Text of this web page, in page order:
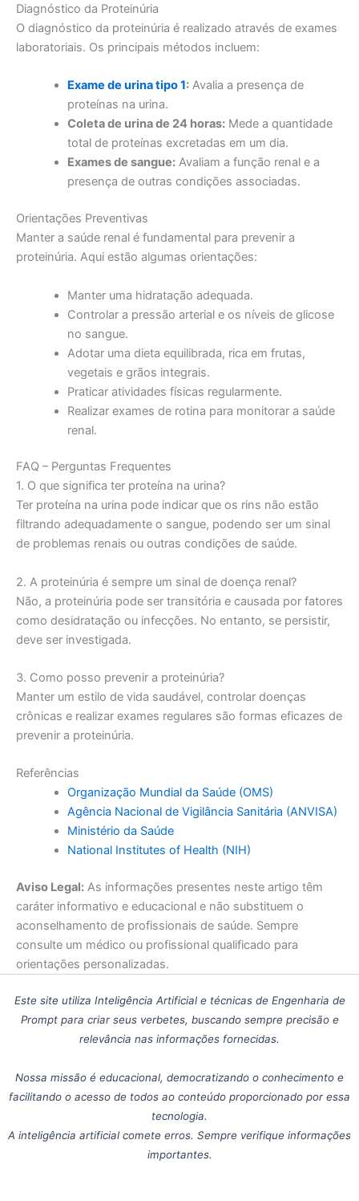
Diagnóstico da Proteinúria
O diagnóstico da proteinúria é realizado através de exames
laboratoriais. Os principais métodos incluem:
Exame de urina tipo 1:Avalia a presença de
proteínas na urina.
Coleta de urina de 24 horas:Mede a quantidade
total de proteínas excretadas em um dia.
Exames de sangue:Avaliam a função renal e a
presença de outras condições associadas.
Orientações Preventivas
Manter a saúde renal é fundamental para prevenir a
proteinúria. Aqui estão algumas orientações:
Manter uma hidratação adequada.
Controlar a pressão arterial e os níveis de glicose
no sangue.
Adotar uma dieta equilibrada, rica em frutas,
vegetais e grãos integrais.
Praticar atividades físicas regularmente.
Realizar exames de rotina para monitorar a saúde
renal.
FAQ – Perguntas Frequentes
1. O que significa ter proteína na urina?
Ter proteína na urina pode indicar que os rins não estão
filtrando adequadamente o sangue, podendo ser um sinal
de problemas renais ou outras condições de saúde.
2. A proteinúria é sempre um sinal de doença renal?
Não, a proteinúria pode ser transitória e causada por fatores
como desidratação ou infecções. No entanto, se persistir,
deve ser investigada.
3. Como posso prevenir a proteinúria?
Manter um estilo de vida saudável, controlar doenças
crônicas e realizar exames regulares são formas eficazes de
prevenir a proteinúria.
Referências
Organização Mundial da Saúde (OMS)
Agência Nacional de Vigilância Sanitária (ANVISA)
Ministério da Saúde
National Institutes of Health (NIH)
Aviso Legal: As informações presentes neste artigo têm
caráter informativo e educacional e não substituem o
aconselhamento de profissionais de saúde. Sempre
consulte um médico ou profissional qualificado para
orientações personalizadas.
Este site utiliza Inteligência Artificial e técnicas de Engenharia de
Prompt para criar seus verbetes, buscando sempre precisão e
relevância nas informações fornecidas.
Nossa missão é educacional, democratizando o conhecimento e
facilitando o acesso de todos ao conteúdo proporcionado por essa
tecnologia.
A inteligência artificial comete erros. Sempre verifique informações
importantes.